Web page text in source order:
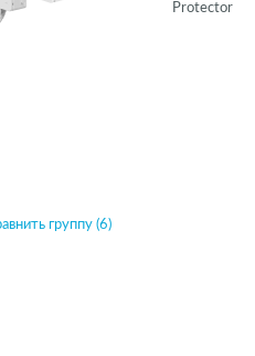
группу (6)
Protector